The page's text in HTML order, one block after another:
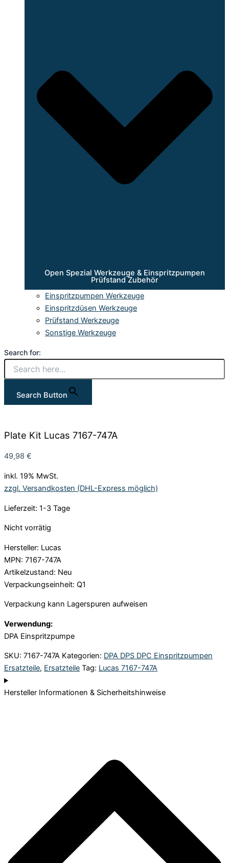
Open Spezial Werkzeuge & Einspritzpumpen
Prüfstand Zubehör
Einspritzpumpen Werkzeuge
Einspritzdüsen Werkzeuge
Prüfstand Werkzeuge
Sonstige Werkzeuge
Search for:
Search Button
Plate Kit Lucas 7167-747A
49,98 €
inkl. 19% MwSt.
zzgl. Versandkosten (DHL-Express möglich)
Lieferzeit: 1-3 Tage
Nicht vorrätig
Hersteller: Lucas
MPN: 7167-747A
Artikelzustand: Neu
Verpackungseinheit: Q1
Verpackung kann Lagerspuren aufweisen
Verwendung:
DPA Einspritzpumpe
SKU: 7167-747A Kategorien: DPA DPS DPC Einspritzpumpen
Ersatzteile, Ersatzteile Tag: Lucas 7167-747A
Hersteller Informationen & Sicherheitshinweise